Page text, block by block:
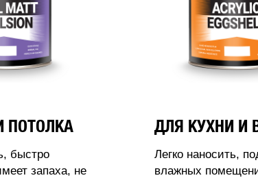
ПОТОЛКА
быстро
запаха, не
ДЛЯ КУХНИ И
Легко наносить,
влажных